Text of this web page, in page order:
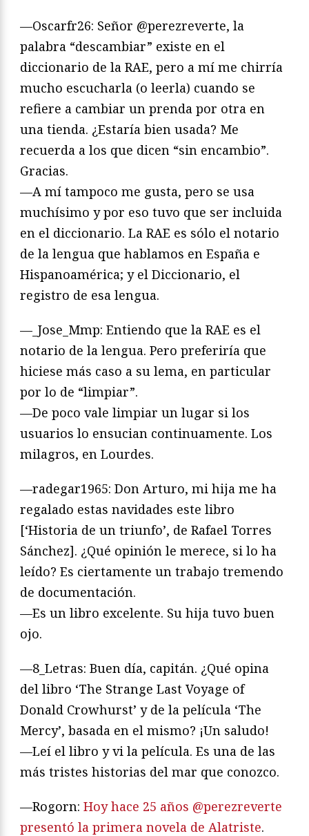
—Oscarfr26: Señor @perezreverte, la
palabra “descambiar” existe en el
diccionario de la RAE, pero a mí me chirría
mucho escucharla (o leerla) cuando se
refiere a cambiar un prenda por otra en
una tienda. ¿Estaría bien usada? Me
recuerda a los que dicen “sin encambio”.
Gracias.
—A mí tampoco me gusta, pero se usa
muchísimo y por eso tuvo que ser incluida
en el diccionario. La RAE es sólo el notario
de la lengua que hablamos en España e
Hispanoamérica; y el Diccionario, el
registro de esa lengua.
—_Jose_Mmp: Entiendo que la RAE es el
notario de la lengua. Pero preferiría que
hiciese más caso a su lema, en particular
por lo de “limpiar”.
—De poco vale limpiar un lugar si los
usuarios lo ensucian continuamente. Los
milagros, en Lourdes.
—radegar1965: Don Arturo, mi hija me ha
regalado estas navidades este libro
[‘Historia de un triunfo’, de Rafael Torres
Sánchez]. ¿Qué opinión le merece, si lo ha
leído? Es ciertamente un trabajo tremendo
de documentación.
—Es un libro excelente. Su hija tuvo buen
ojo.
—8_Letras: Buen día, capitán. ¿Qué opina
del libro ‘The Strange Last Voyage of
Donald Crowhurst’ y de la película ‘The
Mercy’, basada en el mismo? ¡Un saludo!
—Leí el libro y vi la película. Es una de las
más tristes historias del mar que conozco.
—Rogorn: Hoy hace 25 años @perezreverte
presentó la primera novela de Alatriste.